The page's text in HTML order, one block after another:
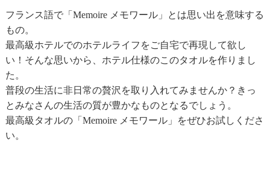
フランス語で「Memoire メモワール」とは思い出を意味する
もの。
最高級ホテルでのホテルライフをご自宅で再現して欲し
い！そんな思いから、ホテル仕様のこのタオルを作りまし
た。
普段の生活に非日常の贅沢を取り入れてみませんか？きっ
とみなさんの生活の質が豊かなものとなるでしょう。
最高級タオルの「Memoire メモワール」をぜひお試しくださ
い。